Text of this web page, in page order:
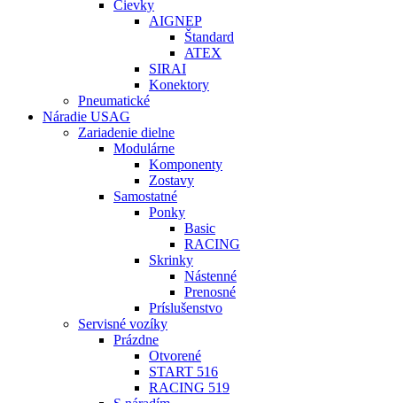
Cievky
AIGNEP
Štandard
ATEX
SIRAI
Konektory
Pneumatické
Náradie USAG
Zariadenie dielne
Modulárne
Komponenty
Zostavy
Samostatné
Ponky
Basic
RACING
Skrinky
Nástenné
Prenosné
Príslušenstvo
Servisné vozíky
Prázdne
Otvorené
START 516
RACING 519